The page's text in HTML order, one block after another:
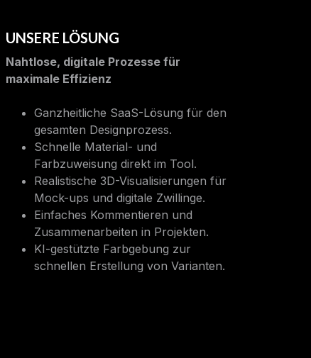
UNSERE LÖSUNG
Nahtlose, digitale Prozesse für
maximale Effizienz
Ganzheitliche SaaS-Lösung für den
gesamten Designprozess.
Schnelle Material- und
Farbzuweisung direkt im Tool.
Realistische 3D-Visualisierungen für
Mock-ups und digitale Zwillinge.
Einfaches Kommentieren und
Zusammenarbeiten in Projekten.
KI-gestützte Farbgebung zur
schnellen Erstellung von Varianten.